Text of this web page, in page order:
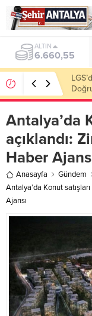
ALTIN
6.660,55
Antalya’da
açıklandı:
Haber
Anasayfa
Gündem
Antalya’da Konut
Ajansı